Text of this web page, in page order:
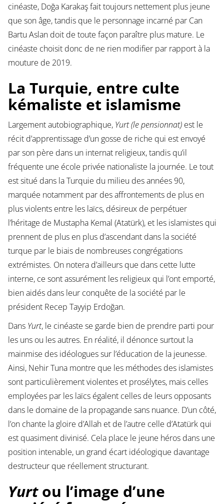
cinéaste, Doğa Karakaş fait toujours nettement plus jeune
que son âge, tandis que le personnage incarné par Can
Bartu Aslan doit de toute façon paraître plus mature. Le
cinéaste choisit donc de ne rien modifier par rapport à la
mouture de 2019.
La Turquie, entre culte
kémaliste et islamisme
Largement autobiographique, Yurt (le pensionnat)est le
récit d’apprentissage d’un gosse de riche qui est envoyé
par son père dans un internat religieux, tandis qu’il
fréquente une école privée nationaliste la journée. Le tout
est situé dans la Turquie du milieu des années 90,
marquée notamment par des affrontements de plus en
plus violents entre les laïcs, désireux de perpétuer
l’héritage de Mustapha Kemal (Atatürk), et les islamistes qui
prennent de plus en plus d’ascendant dans la société
turque par le biais de nombreuses congrégations
extrémistes. On notera d’ailleurs que dans cette lutte
interne, ce sont assurément les religieux qui l’ont emporté,
bien aidés dans leur conquête de la société par le
président Recep Tayyip Erdoğan.
Dans Yurt, le cinéaste se garde bien de prendre parti pour
les uns ou les autres. En réalité, il dénonce surtout la
mainmise des idéologues sur l’éducation de la jeunesse.
Ainsi, Nehir Tuna montre que les méthodes des islamistes
sont particulièrement violentes et prosélytes, mais celles
employées par les laïcs égalent celles de leurs opposants
dans le domaine de la propagande sans nuance. D’un côté,
l’on chante la gloire d’Allah et de l’autre celle d’Atatürk qui
est quasiment divinisé. Cela place le jeune héros dans une
position intenable, un grand écart idéologique davantage
destructeur que réellement structurant.
Yurtou l’image d’une